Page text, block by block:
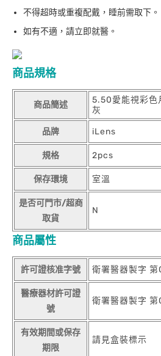
不得超時或重複配戴，睡前需取下。
如有不適，請立即就醫。
商品規格
商品簡述
5.50愛能視彩色
灰
品牌 iLens
規格 2pcs
保存環境 室溫
是否可門市/超商
取貨
N
商品屬性
許可證核准字號 衛署醫器製字
醫療器材許可證
號
衛署醫器製字
有效期間或保存
期限
請見盒裝標示